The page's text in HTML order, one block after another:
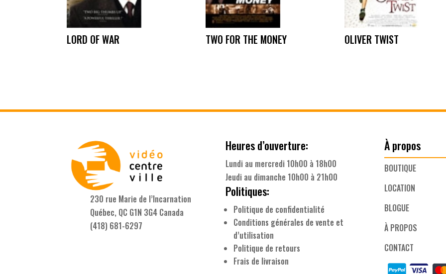
LORD OF WAR TWO FOR THE MONEY OLIVER TWIST
230 rue Marie de l’Incarnation
Québec, QC G1N 3G4 Canada
(418) 681-6297
Heures d’ouverture:
Lundi au mercredi 10h00 à 18h00
Jeudi au dimanche 10h00 à 21h00
Politiques:
Politique de confidentialité
Conditions générales de vente et
d’utilisation
Politique de retours
Frais de livraison
À propos
BOUTIQUE
LOCATION
BLOGUE
À PROPOS
CONTACT